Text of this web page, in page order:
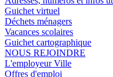
Guichet virtuel
Déchets ménagers
Vacances scolaires
Guichet cartographique
NOUS REJOINDRE
L'employeur Ville
Offres d'emploi